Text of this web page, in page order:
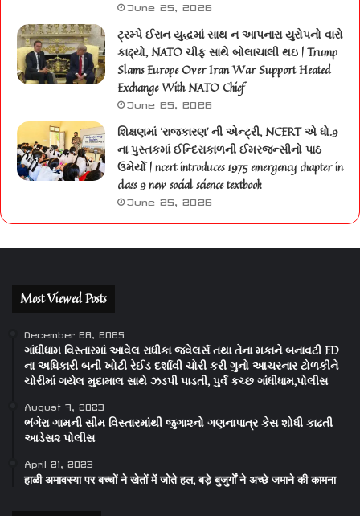
June 25, 2026
ટ્રમ્પે ઈરાન યુદ્ધમાં સાથ ન આપનારા યુરોપનો વારો
કાઢ્યો, NATO ચીફ સાથે બોલાચાલી થઇ | Trump
Slams Europe Over Iran War Support Heated
Exchange With NATO Chief
June 25, 2026
શિક્ષણમાં ‘રાજકારણ’ ની એન્ટ્રી, NCERT એ ધો.9
ના પુસ્તકમાં ઈન્દિરાકાળની ઈમરજન્સીનો પાઠ
ઉમેર્યો | ncert introduces 1975 emergency chapter in
class 9 new social science textbook
June 25, 2026
Most Viewed Posts
December 28, 2025
ગાંધીધામ વિસ્તારમાં આવેલ રાધીકા જવેલર્સ તથા તેના મકાને બનાવટી ED
ના અધિકારી બની ખોટી રેઈડ દર્શાવી ચોરી કરી ગુનો આચરનાર ટોળકીને
ચોરીમાં ગયેલ મુદામાલ સાથે ઝડપી પાડતી, પુર્વ કચ્છ ગાંધીધામ,પોલીસ
August 7, 2023
ભંગેરા ગામની સીમ વિસ્તારમાંથી જુગા૨નો ગણનાપાત્ર કેસ શોધી કાઢતી
આડેસ૨ પોલીસ
April 21, 2023
हाळी अमावस्या पर बच्चों ने खेतों में जोते हल, बड़े बुजुर्गों ने अच्छे जमाने की कामना